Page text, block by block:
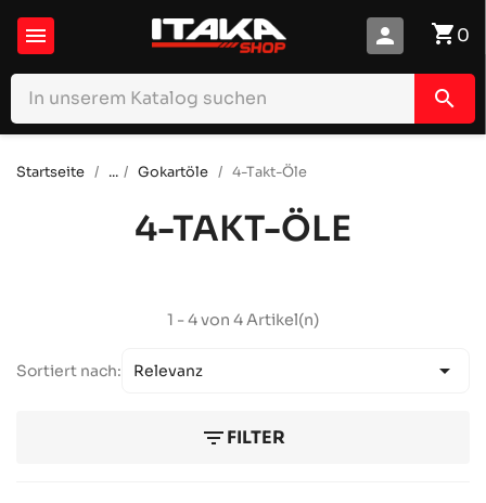
 shopping_cart0
person
search
Startseite ... Gokartöle 4-Takt-Öle
4-TAKT-ÖLE
1 - 4 von 4 Artikel(n)
Sortiert nach: Relevanz 
filter_listFILTER